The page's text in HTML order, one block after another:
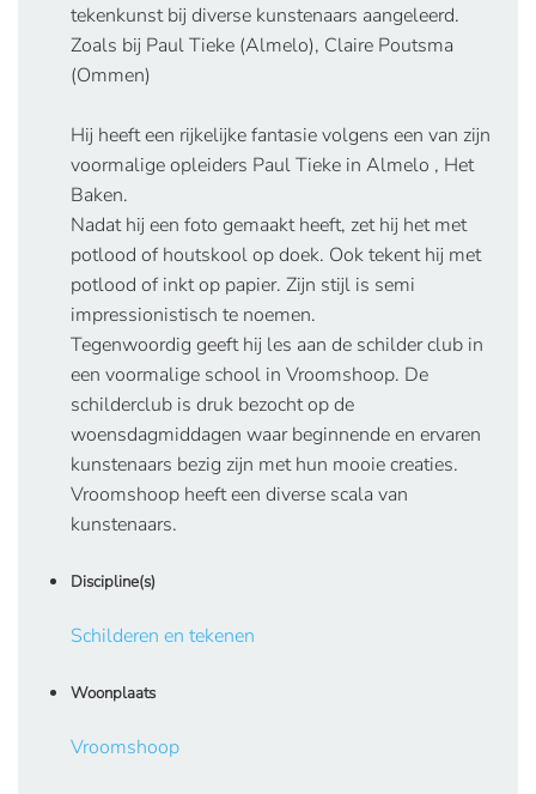
tekenkunst bij diverse kunstenaars aangeleerd.
Zoals bij Paul Tieke (Almelo), Claire Poutsma
(Ommen)
Hij heeft een rijkelijke fantasie volgens een van zijn
voormalige opleiders Paul Tieke in Almelo , Het
Baken.
Nadat hij een foto gemaakt heeft, zet hij het met
potlood of houtskool op doek. Ook tekent hij met
potlood of inkt op papier. Zijn stijl is semi
impressionistisch te noemen.
Tegenwoordig geeft hij les aan de schilder club in
een voormalige school in Vroomshoop. De
schilderclub is druk bezocht op de
woensdagmiddagen waar beginnende en ervaren
kunstenaars bezig zijn met hun mooie creaties.
Vroomshoop heeft een diverse scala van
kunstenaars.
Discipline(s)
Schilderen en tekenen
Woonplaats
Vroomshoop